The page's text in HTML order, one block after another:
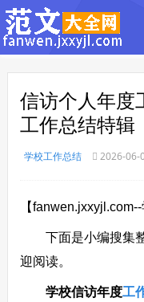
信访个人年度
工作总结特辑
学校工作总结 2026-06-
【
下面是小编搜集整
迎阅读。
学校信访年度工